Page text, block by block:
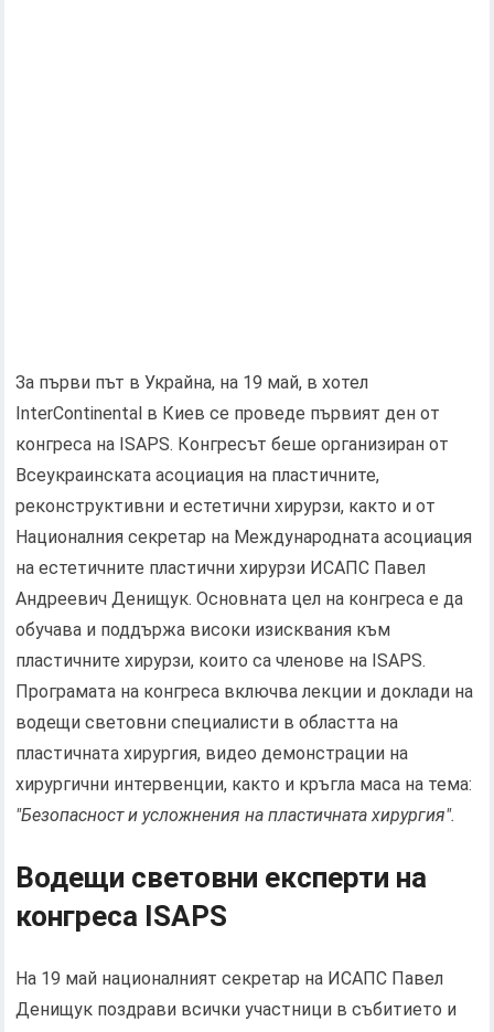
За първи път в Украйна, на 19 май, в хотел
InterContinental в Киев се проведе първият ден от
конгреса на ISAPS. Конгресът беше организиран от
Всеукраинската асоциация на пластичните,
реконструктивни и естетични хирурзи, както и от
Националния секретар на Международната асоциация
на естетичните пластични хирурзи ИСАПС Павел
Андреевич Денищук. Основната цел на конгреса е да
обучава и поддържа високи изисквания към
пластичните хирурзи, които са членове на ISAPS.
Програмата на конгреса включва лекции и доклади на
водещи световни специалисти в областта на
пластичната хирургия, видео демонстрации на
хирургични интервенции, както и кръгла маса на тема:
"Безопасност и усложнения на пластичната хирургия".
Водещи световни експерти на
конгреса ISAPS
На 19 май националният секретар на ИСАПС Павел
Денищук поздрави всички участници в събитието и